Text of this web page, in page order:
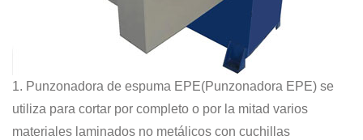
1. Punzonadora de espuma EPE(Punzonadora EPE) se
utiliza para cortar por completo o por la mitad varios
materiales laminados no metálicos con cuchillas